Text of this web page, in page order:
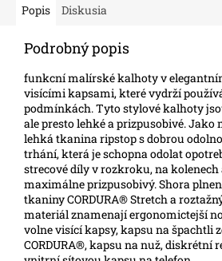
Popis Diskusia
Podrobný popis
funkcní malírské kalhoty v
visícími kapsami, které vydrží
podmínkách. Tyto stylové kalhoty
ale presto lehké a prizpusobivé.
lehká tkanina ripstop s dobrou
trhání, která je schopna odolat
strecové díly v rozkroku, na
maximálne prizpusobivý. Shora
tkaniny CORDURA® Stretch a
materiál znamenají ergonomictejší
volne visící kapsy, kapsu na špachtli
CORDURA®, kapsu na nuž, diskrétní